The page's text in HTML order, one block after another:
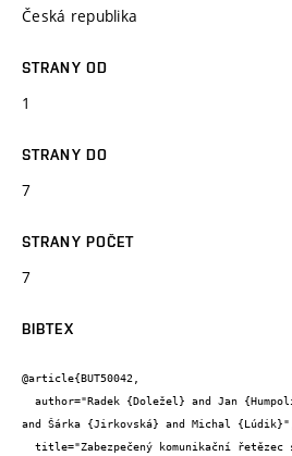
Česká republika
STRANY OD
1
STRANY DO
7
STRANY POČET
7
BIBTEX
@article{BUT50042,
and Šárka {Jirkovská} and Michal {Lúdik}",